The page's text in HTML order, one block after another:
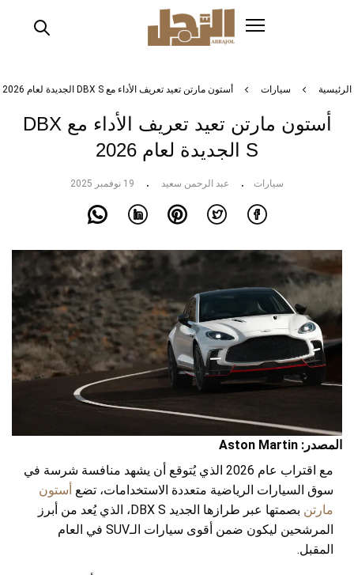
الرئيسية سيارات أستون مارتن تعيد تعريف الأداء مع DBX S الجديدة لعام 2026
أستون مارتن تعيد تعريف الأداء مع DBX
S الجديدة لعام 2026
سيارات عبد الرحمن سعيد 19 نوفمبر 2025
المصدر: Aston Martin
مع اقتراب عام 2026 الذي يُتوقع أن يشهد منافسة شرسة في
سوق السيارات الرياضية متعددة الاستخدامات، تضع أستون
مارتن
بصمتها عبر طرازها الجديد DBX S، الذي يُعد من أبرز
المرشحين ليكون ضمن أقوى سيارات الـSUV في العام
المقبل.